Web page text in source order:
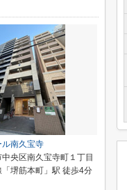
南久宝寺
央区南久宝寺町１丁目
堺筋本町」駅 徒歩4分